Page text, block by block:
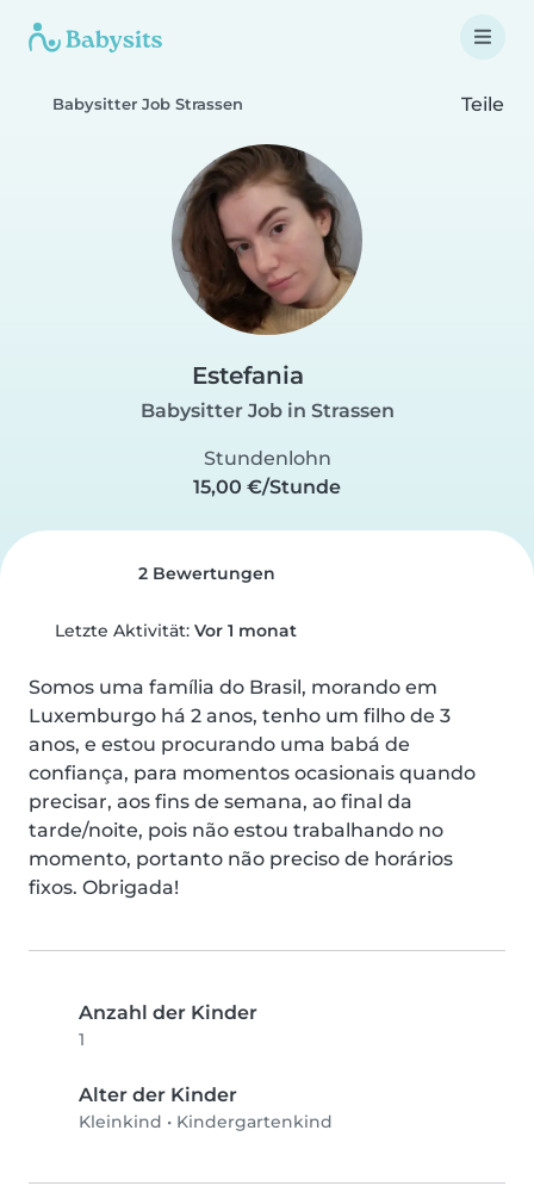
Babysitter Job Strassen Teile
Estefania
Babysitter Job in Strassen
Stundenlohn
15,00 €/Stunde
2 Bewertungen
Letzte Aktivität: Vor 1 monat
Somos uma família do Brasil, morando em
Luxemburgo há 2 anos, tenho um filho de 3
anos, e estou procurando uma babá de
confiança, para momentos ocasionais quando
precisar, aos fins de semana, ao final da
tarde/noite, pois não estou trabalhando no
momento, portanto não preciso de horários
fixos. Obrigada!
Anzahl der Kinder
1
Alter der Kinder
Kleinkind • Kindergartenkind